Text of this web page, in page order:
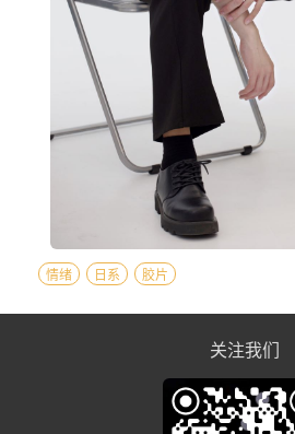
情绪 日系 胶片
关注我们